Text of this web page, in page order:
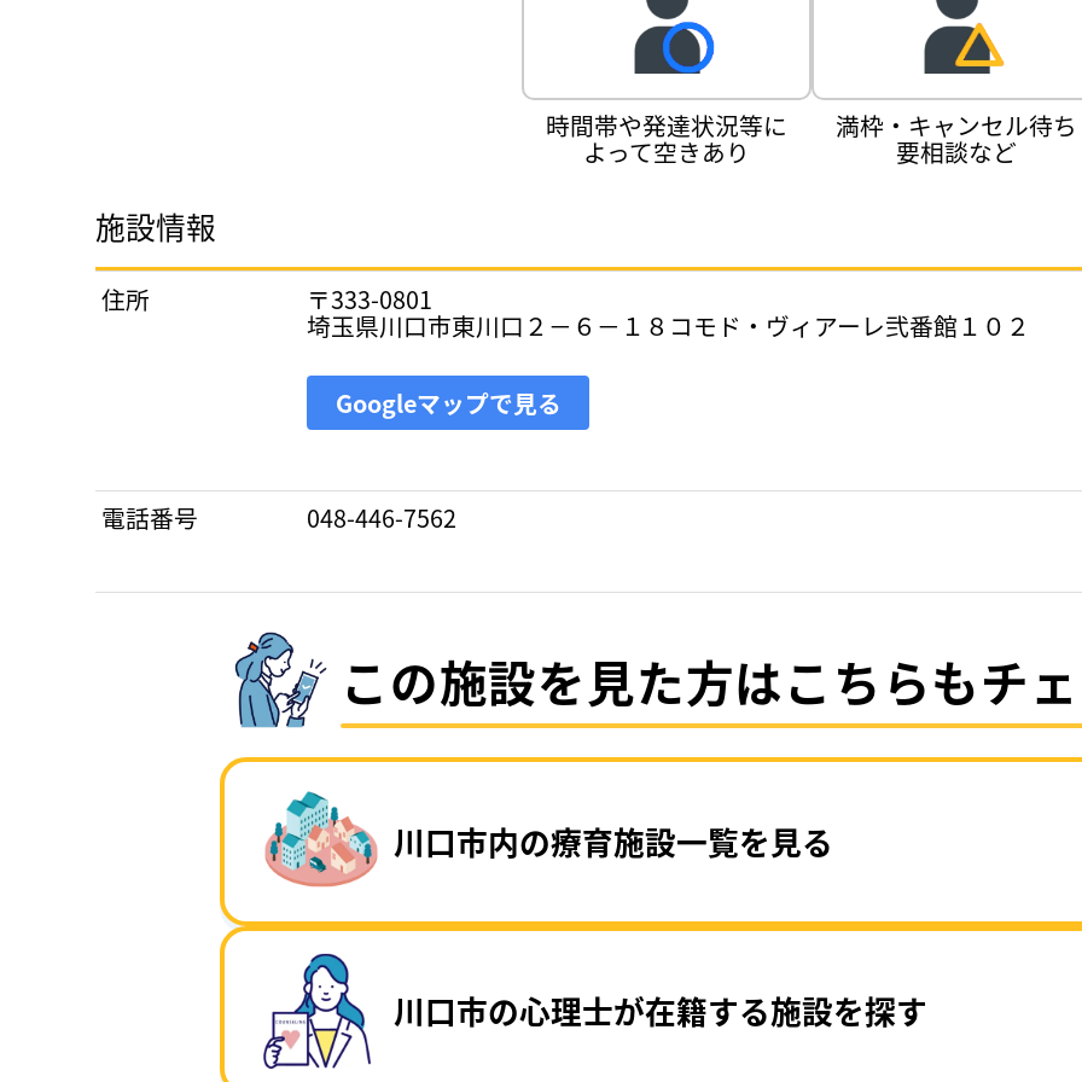
時間帯や発達状況等に
よって空きあり
満枠・キャンセル待ち
要相談など
施設情報
住所 〒333-0801
埼玉県川口市東川口２－６－１８コモド・ヴィアーレ弐番館１０２
Googleマップで見る
電話番号 048-446-7562
この施設を見た方はこちらもチ
川口市内の療育施設一覧を見る
川口市の心理士が在籍する施設を探す